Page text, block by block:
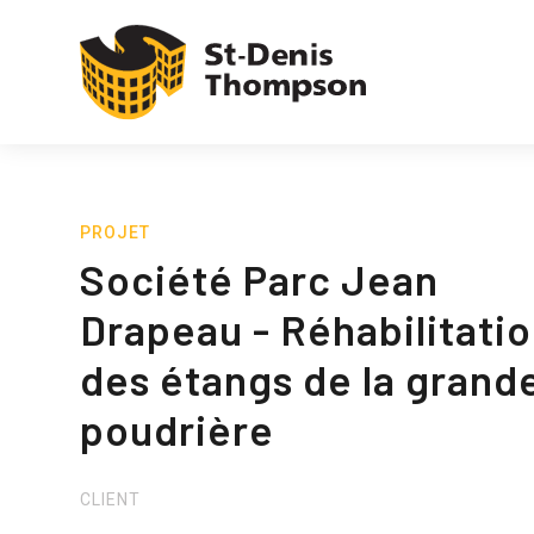
PROJET
Société Parc Jean
Drapeau -
des étangs de la
poudrière
CLIENT